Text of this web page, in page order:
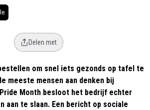
Delen met
om snel iets gezonds op tafel te
meeste mensen aan denken bij
Month besloot het bedrijf echter
aan te slaan. Een bericht op sociale